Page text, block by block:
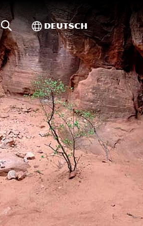
Website-Suche
Toggle International
Deutsch